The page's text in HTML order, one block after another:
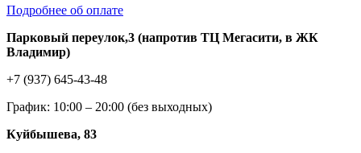
Подробнее об оплате
Парковый переулок,3 (напротив ТЦ Мегасити, в ЖК
Владимир)
+7 (937) 645-43-48
График: 10:00 – 20:00 (без выходных)
Куйбышева, 83